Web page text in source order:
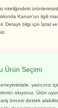
niteliğindeki
Kanun'un ilgili
Detaylı bilgi için İptal ve
Ürün Seçimi
yazıcınız
oluyoruz. Ürün
öncesi destek